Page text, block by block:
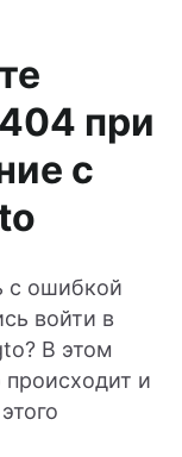
при
с
с ошибкой
войти в
В этом
происходит и